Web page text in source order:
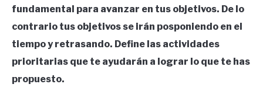
fundamental para avanzar en tus objetivos. De lo
contrario tus objetivos se irán posponiendo en el
tiempo y retrasando. Define las actividades
prioritarias que te ayudarán a lograr lo que te has
propuesto.